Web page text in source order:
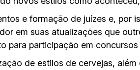
e formação de juízes e, por
em suas atualizações que
para participação em
de estilos de cervejas,